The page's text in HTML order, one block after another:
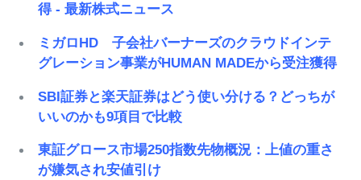
得 - 最新株式ニュース
ミガロHD 子会社バーナーズのクラウドインテ
グレーション事業がHUMAN MADEから受注獲得
SBI証券と楽天証券はどう使い分ける？どっちが
いいのかも9項目で比較
東証グロース市場250指数先物概況：上値の重さ
が嫌気され安値引け